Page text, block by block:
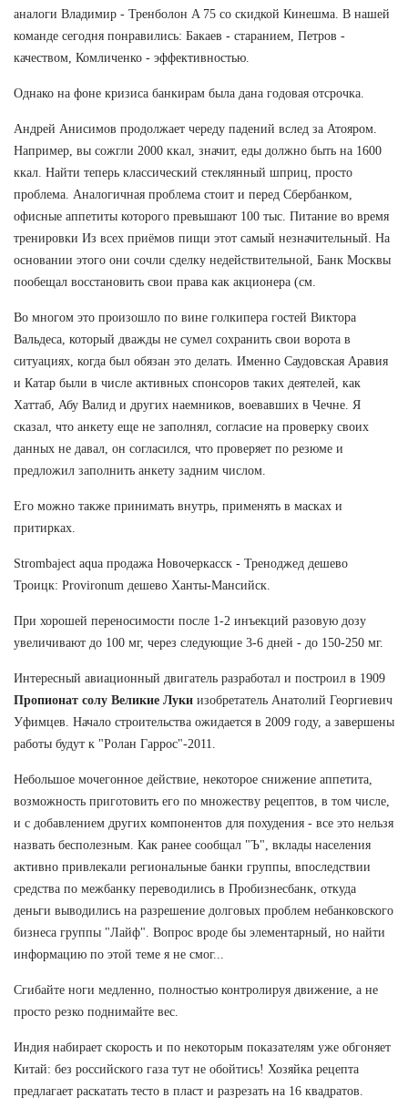
аналоги Владимир - Тренболон A 75 со скидкой Кинешма. В нашей
команде сегодня понравились: Бакаев - старанием, Петров -
качеством, Комличенко - эффективностью.
Однако на фоне кризиса банкирам была дана годовая отсрочка.
Андрей Анисимов продолжает череду падений вслед за Атояром.
Например, вы сожгли 2000 ккал, значит, еды должно быть на 1600
ккал. Найти теперь классический стеклянный шприц, просто
проблема. Аналогичная проблема стоит и перед Сбербанком,
офисные аппетиты которого превышают 100 тыс. Питание во время
тренировки Из всех приёмов пищи этот самый незначительный. На
основании этого они сочли сделку недействительной, Банк Москвы
пообещал восстановить свои права как акционера (см.
Во многом это произошло по вине голкипера гостей Виктора
Вальдеса, который дважды не сумел сохранить свои ворота в
ситуациях, когда был обязан это делать. Именно Саудовская Аравия
и Катар были в числе активных спонсоров таких деятелей, как
Хаттаб, Абу Валид и других наемников, воевавших в Чечне. Я
сказал, что анкету еще не заполнял, согласие на проверку своих
данных не давал, он согласился, что проверяет по резюме и
предложил заполнить анкету задним числом.
Его можно также принимать внутрь, применять в масках и
притирках.
Strombaject aqua продажа Новочеркасск - Треноджед дешево
Троицк: Provironum дешево Ханты-Мансийск.
При хорошей переносимости после 1-2 инъекций разовую дозу
увеличивают до 100 мг, через следующие 3-6 дней - до 150-250 мг.
Интересный авиационный двигатель разработал и построил в 1909
Пропионат солу Великие Луки изобретатель Анатолий Георгиевич
Уфимцев. Начало строительства ожидается в 2009 году, а завершены
работы будут к "Ролан Гаррос"-2011.
Небольшое мочегонное действие, некоторое снижение аппетита,
возможность приготовить его по множеству рецептов, в том числе,
и с добавлением других компонентов для похудения - все это нельзя
назвать бесполезным. Как ранее сообщал "Ъ", вклады населения
активно привлекали региональные банки группы, впоследствии
средства по межбанку переводились в Пробизнесбанк, откуда
деньги выводились на разрешение долговых проблем небанковского
бизнеса группы "Лайф". Вопрос вроде бы элементарный, но найти
информацию по этой теме я не смог...
Сгибайте ноги медленно, полностью контролируя движение, а не
просто резко поднимайте вес.
Индия набирает скорость и по некоторым показателям уже обгоняет
Китай: без российского газа тут не обойтись! Хозяйка рецепта
предлагает раскатать тесто в пласт и разрезать на 16 квадратов.